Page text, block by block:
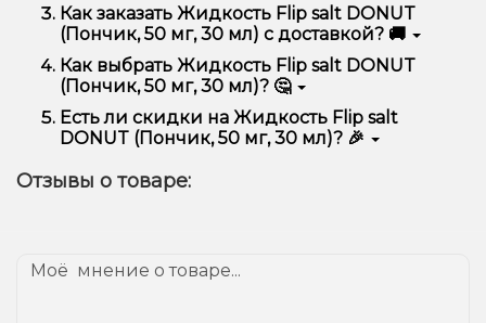
Мы предлагаем только оригинальную продукцию,
широкий ассортимент, выгодные цены и быструю
доставку. Кроме того, у нас регулярные акции и
скидки для клиентов!
Как заказать Жидкость Flip salt DONUT
(Пончик, 50 мг, 30 мл) с доставкой? 🚚
Оформить заказ можно в несколько кликов:
Добавьте Жидкость Flip salt DONUT (Пончик,
50 мг, 30 мл) в корзину.
Перейдите к оформлению заказа.
доставки.
Подтвердите заказ – мы быстро отправим его
Как выбрать Жидкость Flip salt DONUT
(Пончик, 50 мг, 30 мл)? 🤔
Выбор зависит от ваших предпочтений – например,
если это кальян, учитывайте размер, материал и тип
чаши, если вейп – мощность и вкус. Наши
Есть ли скидки на Жидкость Flip salt
DONUT (Пончик, 50 мг, 30 мл)? 🎉
специальные предложения. Следите за
Отзывы о товаре: